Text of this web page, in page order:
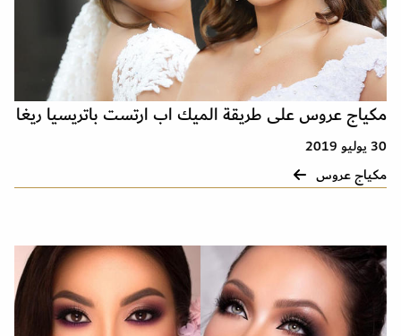
مكياج عروس على طريقة الميك اب ارتست باتريسيا ريغا
30 يوليو 2019
مكياج عروس